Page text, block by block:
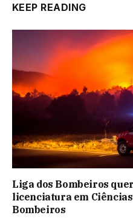
KEEP READING
Liga dos Bombeiros
licenciatura em
Bombeiros